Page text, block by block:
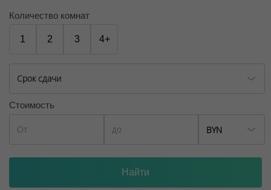
Количество комнат
1 2 3 4+
Срок сдачи
Стоимость
BYN